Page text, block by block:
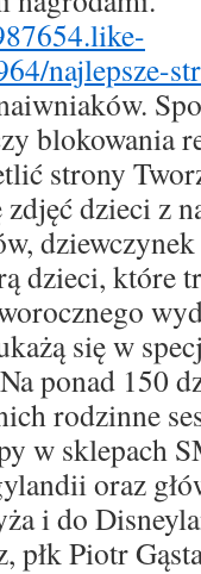
najlepsze-
blokowania
strony
dzieci z
dzieci, które
się w
ponad 150
rodzinne
w sklepach
oraz
i do
płk Piotr